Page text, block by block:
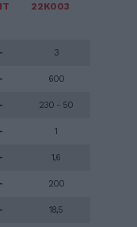
-
-
-
-
-
-
-
22K003
3
600
230 - 50
1
1,6
200
18,5